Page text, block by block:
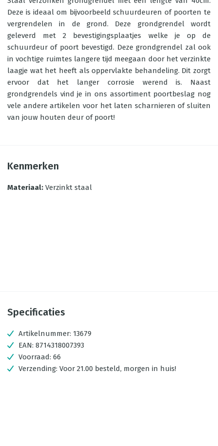
Deze is ideaal om bijvoorbeeld schuurdeuren of poorten te
vergrendelen in de grond. Deze grondgrendel wordt
geleverd met 2 bevestigingsplaatjes welke je op de
schuurdeur of poort bevestigd. Deze grondgrendel zal ook
in vochtige ruimtes langere tijd meegaan door het verzinkte
laagje wat het heeft als oppervlakte behandeling. Dit zorgt
ervoor dat het langer corrosie werend is. Naast
grondgrendels vind je in ons assortiment poortbeslag nog
vele andere artikelen voor het laten scharnieren of sluiten
van jouw houten deur of poort!
Kenmerken
Materiaal: Verzinkt staal
Specificaties
Artikelnummer: 13679
EAN: 8714318007393
Voorraad: 66
Verzending: Voor 21.00 besteld, morgen in huis!